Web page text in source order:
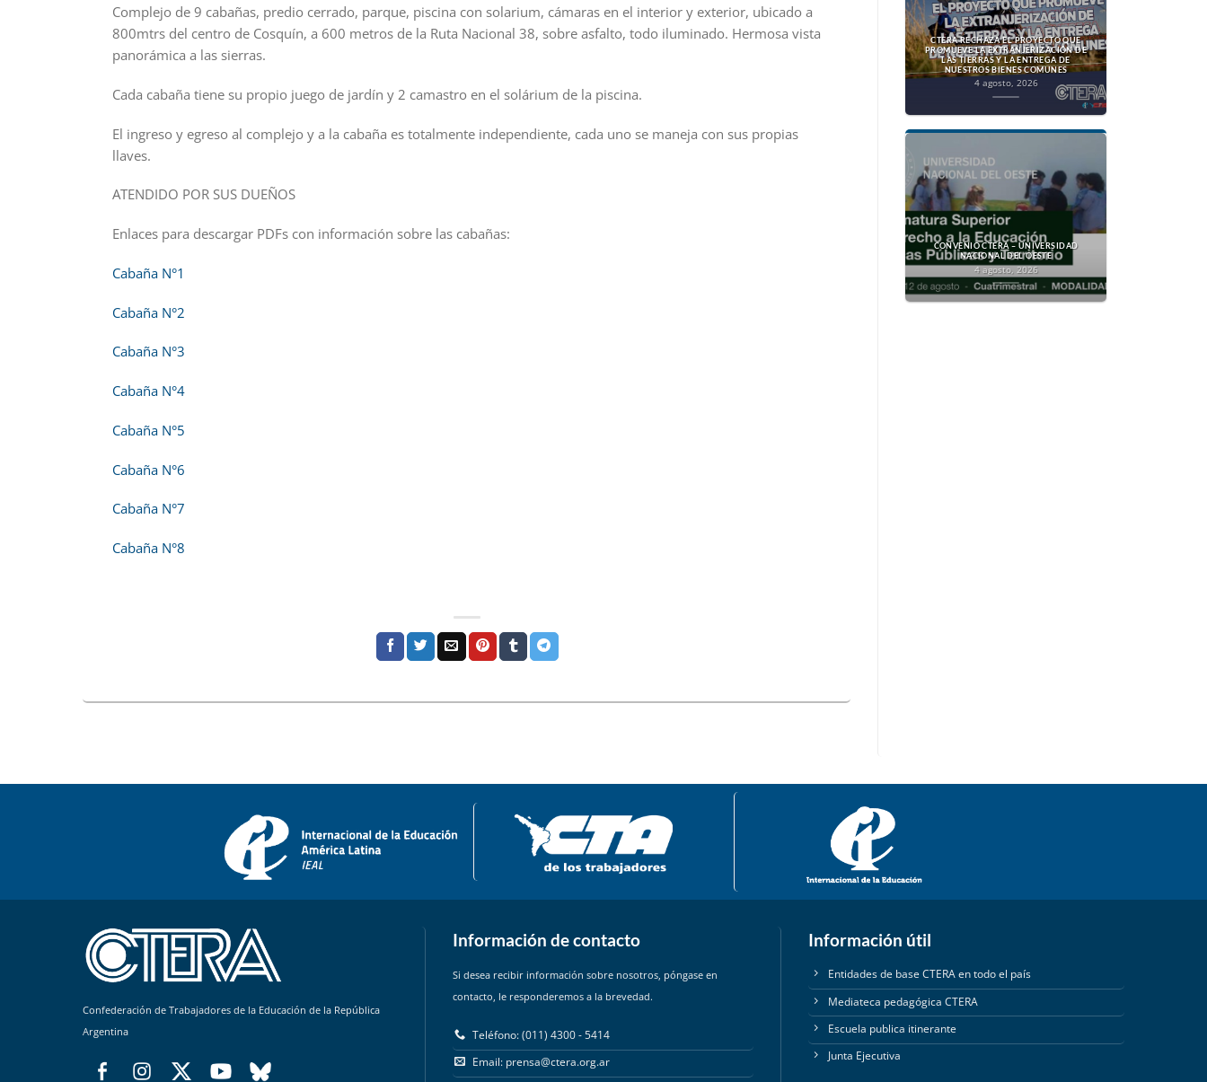
Complejo de 9 cabañas, predio cerrado, parque, piscina con solarium, cámaras en el interior y exterior, ubicado a
800mtrs del centro de Cosquín, a 600 metros de la Ruta Nacional 38, sobre asfalto, todo iluminado. Hermosa vista
panorámica a las sierras.
Cada cabaña tiene su propio juego de jardín y 2 camastro en el solárium de la piscina.
El ingreso y egreso al complejo y a la cabaña es totalmente independiente, cada uno se maneja con sus propias
llaves.
ATENDIDO POR SUS DUEÑOS
Enlaces para descargar PDFs con información sobre las cabañas:
Cabaña N°1
Cabaña N°2
Cabaña N°3
Cabaña N°4
Cabaña N°5
Cabaña N°6
Cabaña N°7
Cabaña N°8
CTERA RECHAZA EL PROYECTO QUE
PROMUEVE LA EXTRANJERIZACIÓN DE
LAS TIERRAS Y LA ENTREGA DE
NUESTROS BIENES COMUNES
4 agosto, 2026
CONVENIO CTERA – UNIVERSIDAD
NACIONAL DEL OESTE
4 agosto, 2026
Confederación de Trabajadores de la Educación de la República
Argentina
Información de contacto
Si desea recibir información sobre nosotros, póngase en
contacto, le responderemos a la brevedad.
Teléfono: (011) 4300 - 5414
Email: prensa@ctera.org.ar
Información útil
Entidades de base CTERA en todo el país
Mediateca pedagógica CTERA
Escuela publica itinerante
Junta Ejecutiva